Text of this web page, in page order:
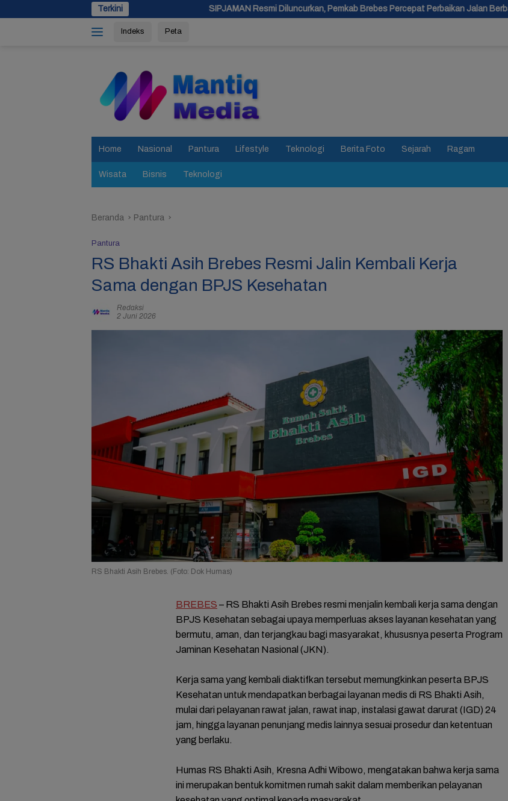
ke
TerkiniSIPJAMAN Resmi Diluncurkan, Pemkab Brebes Percepat Perbaikan Jalan Berbasis Aduan Masyarakat
Indeks Peta
Home Nasional Pantura Lifestyle Teknologi Berita Foto Sejarah Ragam
Wisata Bisnis Teknologi
Beranda Pantura
Pantura
RS Bhakti Asih Brebes Resmi Jalin Kembali Kerja
Sama dengan BPJS Kesehatan
Redaksi
2 Juni 2026
RS Bhakti Asih Brebes. (Foto: Dok Humas)
BREBES – RS Bhakti Asih Brebes resmi menjalin kembali kerja sama dengan
BPJS Kesehatan sebagai upaya memperluas akses layanan kesehatan yang
bermutu, aman, dan terjangkau bagi masyarakat, khususnya peserta Program
Jaminan Kesehatan Nasional (JKN).
Kerja sama yang kembali diaktifkan tersebut memungkinkan peserta BPJS
Kesehatan untuk mendapatkan berbagai layanan medis di RS Bhakti Asih,
mulai dari pelayanan rawat jalan, rawat inap, instalasi gawat darurat (IGD) 24
jam, hingga layanan penunjang medis lainnya sesuai prosedur dan ketentuan
yang berlaku.
Humas RS Bhakti Asih, Kresna Adhi Wibowo, mengatakan bahwa kerja sama
ini merupakan bentuk komitmen rumah sakit dalam memberikan pelayanan